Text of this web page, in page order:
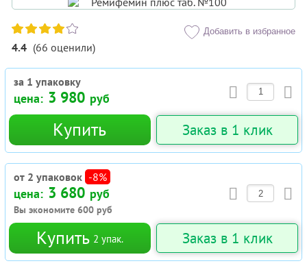
4.4 (66 оценили)
Добавить в избранное
за 1 упаковку
цена: 3 980 руб
Купить Заказ в 1 клик
от 2 упаковок -8%
цена: 3 680 руб
Вы экономите 600 руб
Купить 2 упак. Заказ в 1 клик